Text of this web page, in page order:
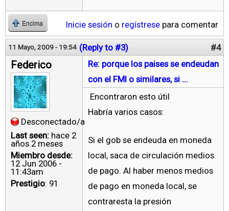
Encima Inicie sesión o regístrese para comentar
11 Mayo, 2009 - 19:54 (Reply to #3) #4
Federico
Desconectado/a
Last seen: hace 2
años 2 meses
Miembro desde:
12 Jun 2006 -
11:43am
Prestigio: 91
Re: porque los paises se endeudan
con el FMI o similares, si ...
Encontraron esto útil
Habría varios casos:
Si el gob se endeuda en moneda
local, saca de circulación medios
de pago. Al haber menos medios
de pago en moneda local, se
contraresta la presión